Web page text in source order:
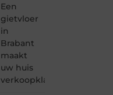
Een
gietvloer
in
Brabant
maakt
uw huis
verkoopklaar